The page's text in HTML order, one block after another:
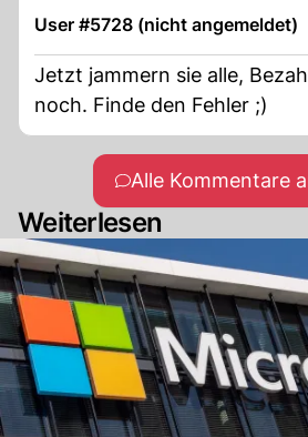
User #5728 (nicht angemeldet)
Jetzt jammern sie alle,
noch. Finde den Fehler ;)
Alle Kommentare
Weiterlesen